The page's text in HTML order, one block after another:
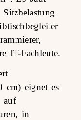
IT-Fachleute.
cm) eignet es
auf
in